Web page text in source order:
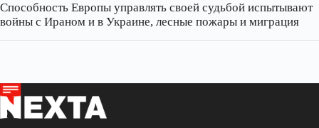
Способность Европы управлять своей судьбой испытывают
войны с Ираном и в Украине, лесные пожары и миграция